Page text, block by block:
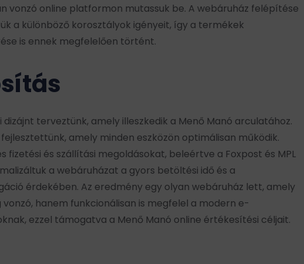
vonzó online platformon mutassuk be. A webáruház felépítése
a különböző korosztályok igényeit, így a termékek
is ennek megfelelően történt.
terveztünk, amely illeszkedik a Menő Manó arculatához.
amely minden eszközön optimálisan működik.
fizetési és szállítási megoldásokat, beleértve a Foxpost és MPL
a webáruházat a gyors betöltési idő és a
érdekében.​ Az eredmény egy olyan webáruház lett, amely
hanem funkcionálisan is megfelel a modern e-
ezzel támogatva a Menő Manó online értékesítési céljait.